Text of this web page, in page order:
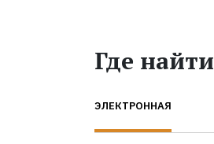
Где найти
ЭЛЕКТРОННАЯ